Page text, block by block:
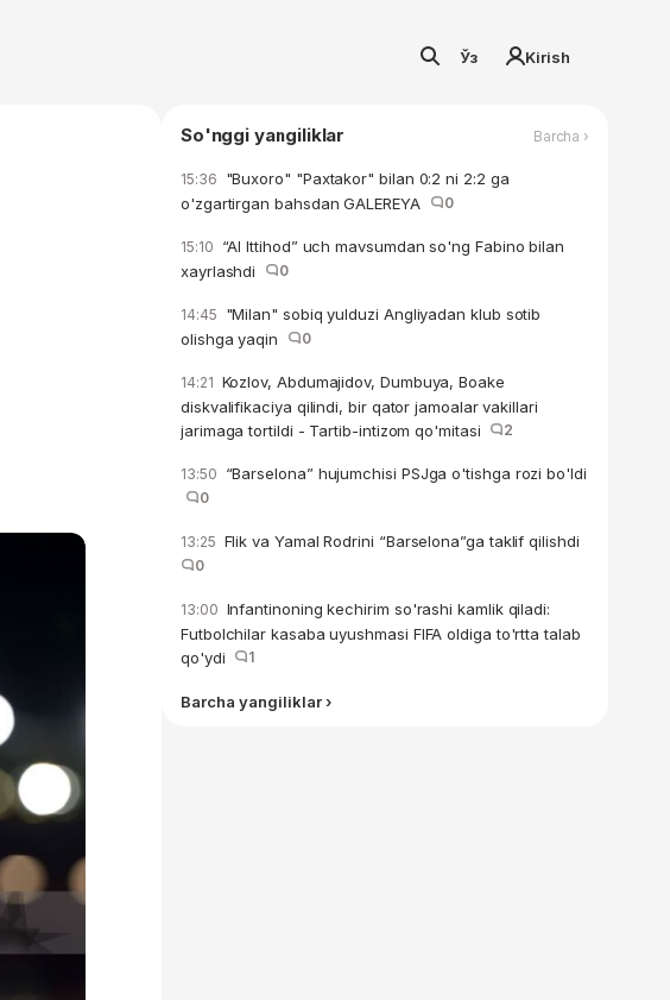
Ўз Kirish
So'nggi yangiliklar Barcha ›
15:36 "Buxoro" "Paxtakor" bilan 0:2 ni 2:2 ga
o'zgartirgan bahsdan GALEREYA
0
15:10 “Al Ittihod” uch mavsumdan so'ng Fabino bilan
xayrlashdi
0
14:45 "Milan" sobiq yulduzi Angliyadan klub sotib
olishga yaqin
0
14:21 Kozlov, Abdumajidov, Dumbuya, Boake
diskvalifikaciya qilindi, bir qator jamoalar vakillari
jarimaga tortildi - Tartib-intizom qo'mitasi
2
13:50 “Barselona” hujumchisi PSJga o'tishga rozi bo'ldi
0
13:25 Flik va Yamal Rodrini “Barselona”ga taklif qilishdi
0
13:00 Infantinoning kechirim so'rashi kamlik qiladi:
Futbolchilar kasaba uyushmasi FIFA oldiga to'rtta talab
qo'ydi
1
Barcha yangiliklar ›